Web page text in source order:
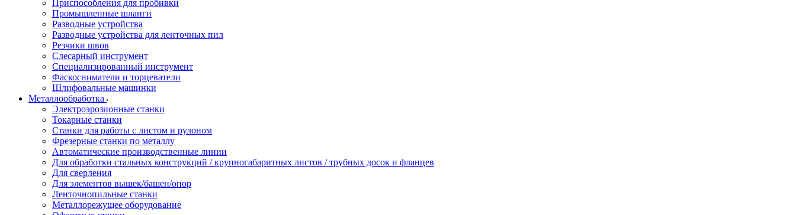
Приспособления для пробивки
Промышленные шланги
Разводные устройства
Разводные устройства для ленточных пил
Резчики швов
Слесарный инструмент
Специализированный инструмент
Фаскосниматели и торцеватели
Шлифовальные машинки
Металлообработка
Электроэрозионные станки
Токарные станки
Станки для работы с листом и рулоном
Фрезерные станки по металлу
Автоматические производственные линии
Для обработки стальных конструкций / крупногабаритных листов / трубных досок и фланцев
Для сверления
Для элементов вышек/башен/опор
Ленточнопильные станки
Металлорежущее оборудование